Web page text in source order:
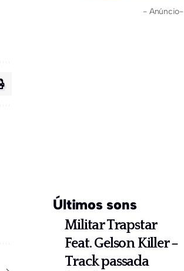
- Anúncio-
Últimos sons
Militar Trapstar
Feat. Gelson Killer –
Track passada